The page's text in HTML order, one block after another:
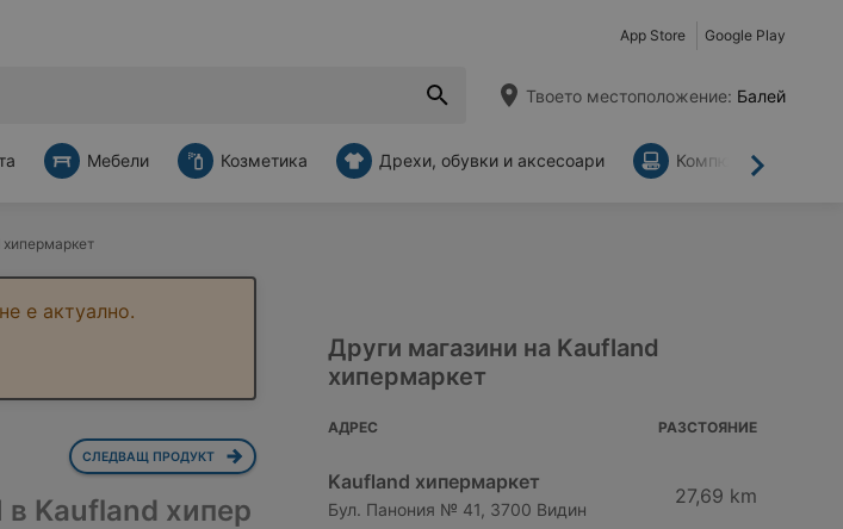
App Store Google Play
Твоето местоположение: Балей
Напред
Мебели Козметика Дрехи, обувки и аксесоари Компютри и
е актуално.
СЛЕДВАЩ ПРОДУКТ
Kaufland хипер
Други магазини на Kaufland
хипермаркет
АДРЕС РАЗСТОЯНИЕ
Kaufland хипермаркет
Бул. Панония № 41, 3700 Видин
27,69 km